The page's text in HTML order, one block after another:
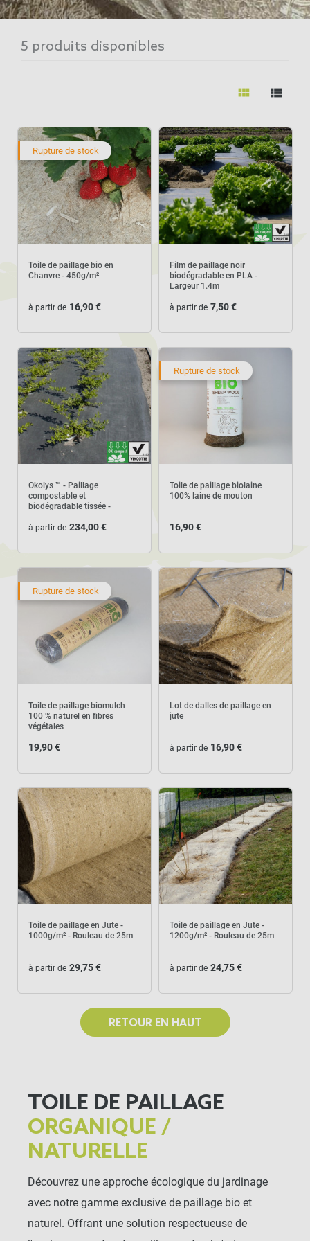
une solution écologique et naturelle pour
nourrissant. En se décomposant
nutriments. Le paillage naturel est devenu un
de l'environnement.
5 produits disponibles
view_module view_list
Rupture de stock
Toile de paillage bio en
Chanvre - 450g/m²
à partir de 16,90 €
Film de paillage noir
biodégradable en PLA -
Largeur 1.4m
à partir de 7,50 €
Ökolys ™ - Paillage
compostable et
biodégradable tissée -
à partir de 234,00 €
Rupture de stock
Toile de paillage biolaine
100% laine de mouton
16,90 €
Rupture de stock
Toile de paillage biomulch
100 % naturel en fibres
végétales
19,90 €
Lot de dalles de paillage en
jute
à partir de 16,90 €
Toile de paillage en Jute -
1000g/m² - Rouleau de 25m
à partir de 29,75 €
Toile de paillage en Jute -
1200g/m² - Rouleau de 25m
à partir de 24,75 €
RETOUR EN HAUT
TOILE DE PAILLAGE
ORGANIQUE /
NATURELLE
Découvrez une approche écologique du jardinage
avec notre gamme exclusive de paillage bio et
naturel. Offrant une solution respectueuse de